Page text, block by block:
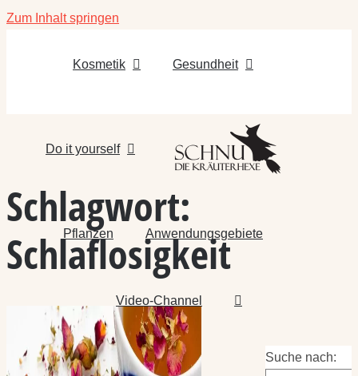
Zum Inhalt springen
Kosmetik Gesundheit
Do it yourself
Pflanzen Anwendungsgebiete
Video-Channel
Schlagwort:
Schlaflosigkeit
Suche nach: